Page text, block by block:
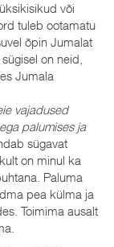
või
tuleb ootamatu
õpin Jumalat
on neid,
Jumala
vajadused
palumises ja
sügavat
on minul ka
Paluma
pea külma ja
Toimima ausalt